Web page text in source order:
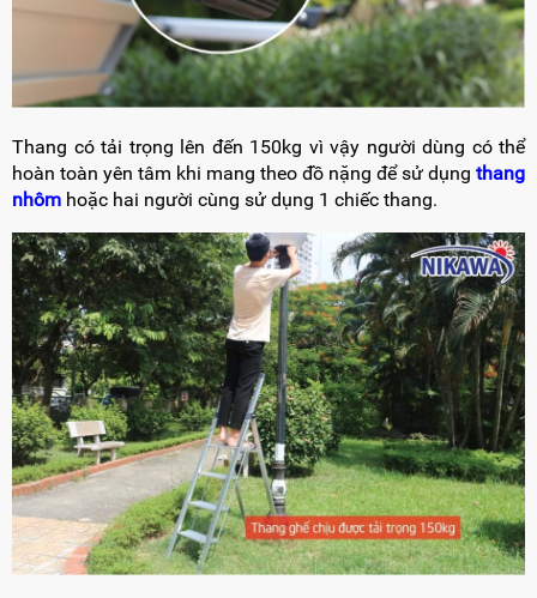
Thang có tải trọng lên đến 150kg vì vậy người dùng có thể
hoàn toàn yên tâm khi mang theo đồ nặng để sử dụng thang
nhôm hoặc hai người cùng sử dụng 1 chiếc thang.